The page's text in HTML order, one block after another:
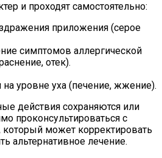
и проходят самостоятельно:
приложения (серое
симптомов аллергической
отек).
уровне уха (печение, жжение).
действия сохраняются или
проконсультироваться с
может корректировать
альтернативное лечение.